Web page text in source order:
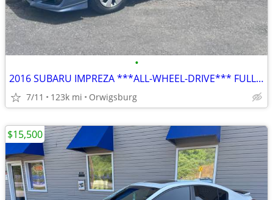
•
2016 SUBARU IMPREZA ***ALL-WHEEL-DRIVE*** FULLY SERVICED!
7/11 123k mi Orwigsburg
$15,500